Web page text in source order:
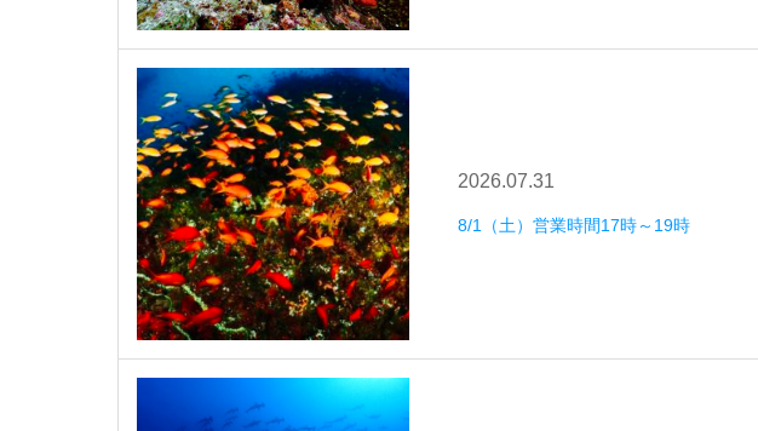
2026.07.31
8/1（土）営業時間17時～19時